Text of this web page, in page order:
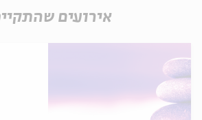
אירועים